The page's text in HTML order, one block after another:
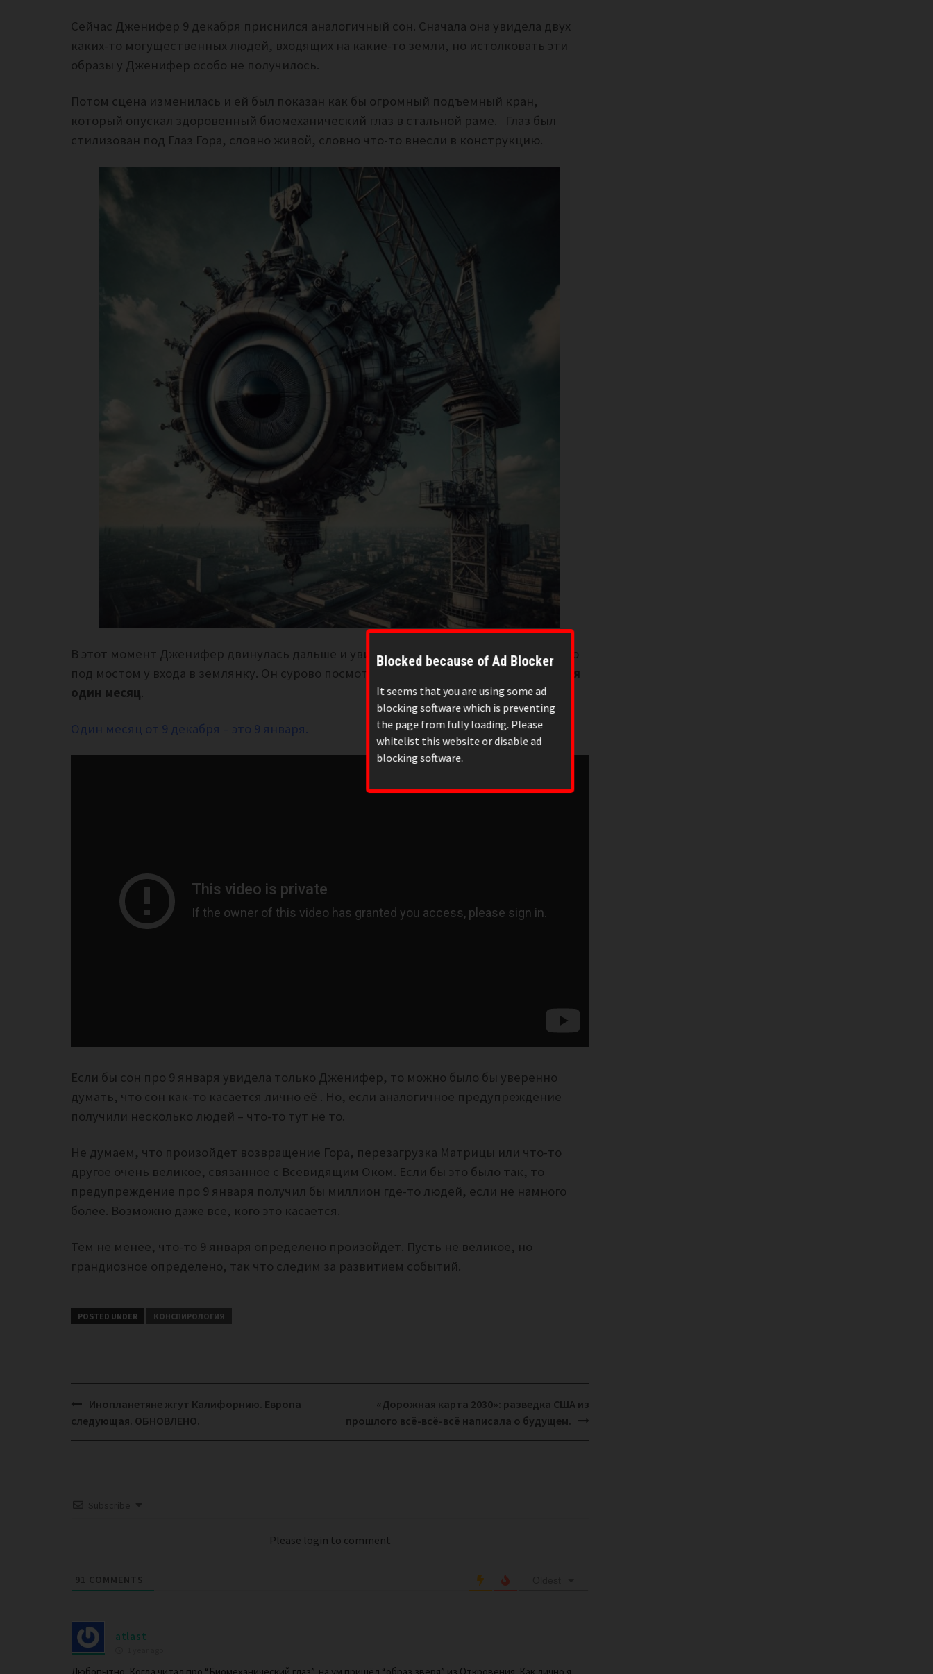
Blocked because of Ad Blocker
It seems that you are using some ad
blocking software which is preventing
the page from fully loading. Please
whitelist this website or disable ad
blocking software.
Сейчас Дженифер 9 декабря приснился аналогичный сон. Сначала она увидела двух
каких-то могущественных людей, входящих на какие-то земли, но истолковать эти
образы у Дженифер особо не получилось.
Потом сцена изменилась и ей был показан как бы огромный подъемный кран,
который опускал здоровенный биомеханический глаз в стальной раме. Глаз был
стилизован под Глаз Гора, словно живой, словно что-то внесли в конструкцию.
В этот момент Дженифер двинулась дальше и увидела какого-то человека, стоящего
под мостом у входа в землянку. Он сурово посмотрел на неё и сказал:
у тебя остался
один месяц.
Один месяц от 9 декабря – это 9 января.
Если бы сон про 9 января увидела только Дженифер, то можно было бы уверенно
думать, что сон как-то касается лично её . Но, если аналогичное предупреждение
получили несколько людей – что-то тут не то.
Не думаем, что произойдет возвращение Гора, перезагрузка Матрицы или что-то
другое очень великое, связанное с Всевидящим Оком. Если бы это было так, то
предупреждение про 9 января получил бы миллион где-то людей, если не намного
более. Возможно даже все, кого это касается.
Тем не менее, что-то 9 января определено произойдет. Пусть не великое, но
грандиозное определено, так что следим за развитием событий.
POSTED UNDER КОНСПИРОЛОГИЯ
Post
navigation
Инопланетяне жгут Калифорнию. Европа
следующая. ОБНОВЛЕНО.
«Дорожная карта 2030»: разведка США из
прошлого всё-всё-всё написала о будущем.
Please login to comment
91 COMMENTS
atlast